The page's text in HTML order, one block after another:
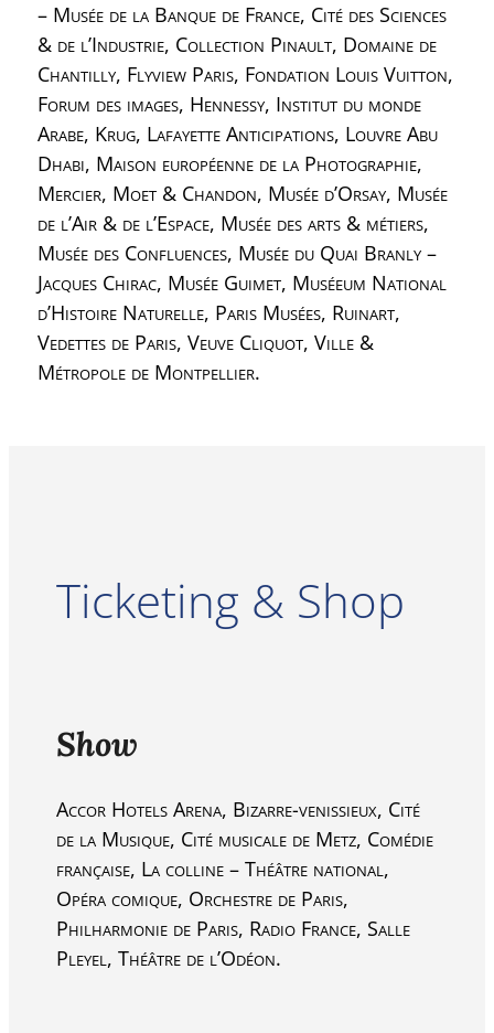
– Musée de la Banque de France, Cité des Sciences
& de l’Industrie, Collection Pinault, Domaine de
Chantilly, Flyview Paris, Fondation Louis Vuitton,
Forum des images, Hennessy, Institut du monde
Arabe, Krug, Lafayette Anticipations, Louvre Abu
Dhabi, Maison européenne de la Photographie,
Mercier, Moet & Chandon, Musée d’Orsay, Musée
de l’Air & de l’Espace, Musée des arts & métiers,
Musée des Confluences, Musée du Quai Branly –
Jacques Chirac, Musée Guimet, Muséeum National
d’Histoire Naturelle, Paris Musées, Ruinart,
Vedettes de Paris, Veuve Cliquot, Ville &
Métropole de Montpellier.
Ticketing & Shop
Show
Accor Hotels Arena, Bizarre-venissieux, Cité
de la Musique, Cité musicale de Metz, Comédie
française, La colline – Théâtre national,
Opéra comique, Orchestre de Paris,
Philharmonie de Paris, Radio France, Salle
Pleyel, Théâtre de l’Odéon.